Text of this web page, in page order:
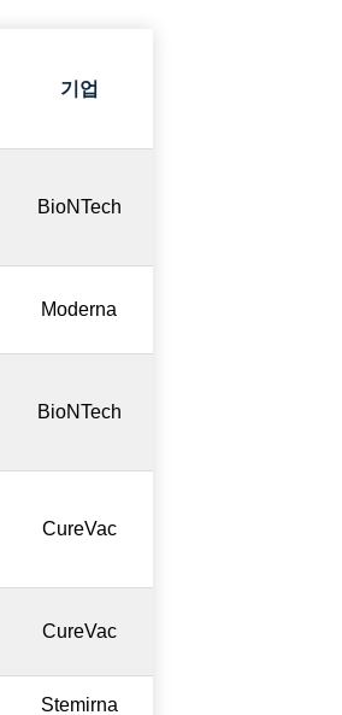
기업
BioNTech
Moderna
BioNTech
CureVac
CureVac
Stemirna